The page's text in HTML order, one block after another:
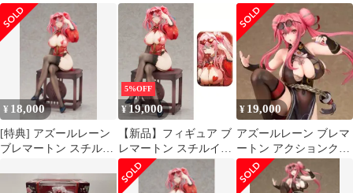
ールレーン」 1/7
PVC&…
ンクルーズVer. 1/7
Training
¥ 18,000
[特典] アズールレーン
ブレマートン スチルイ
5%OFF
¥ 19,000
【新品】フィギュア ブ
レマートン スチルイラ
ストVer. 「アズールレ
ーン」 1/7 PVC＆ABS
¥ 19,000
アズールレーン ブレマ
ートン アクションクル
ーズVer. 1/7 フィギュア